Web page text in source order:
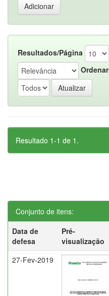
Resultados/Página
Ordenar
Resultado 1-1 de 1.
Conjunto de itens:
Data de
defesa
Pré-
visualização
27-Fev-2019